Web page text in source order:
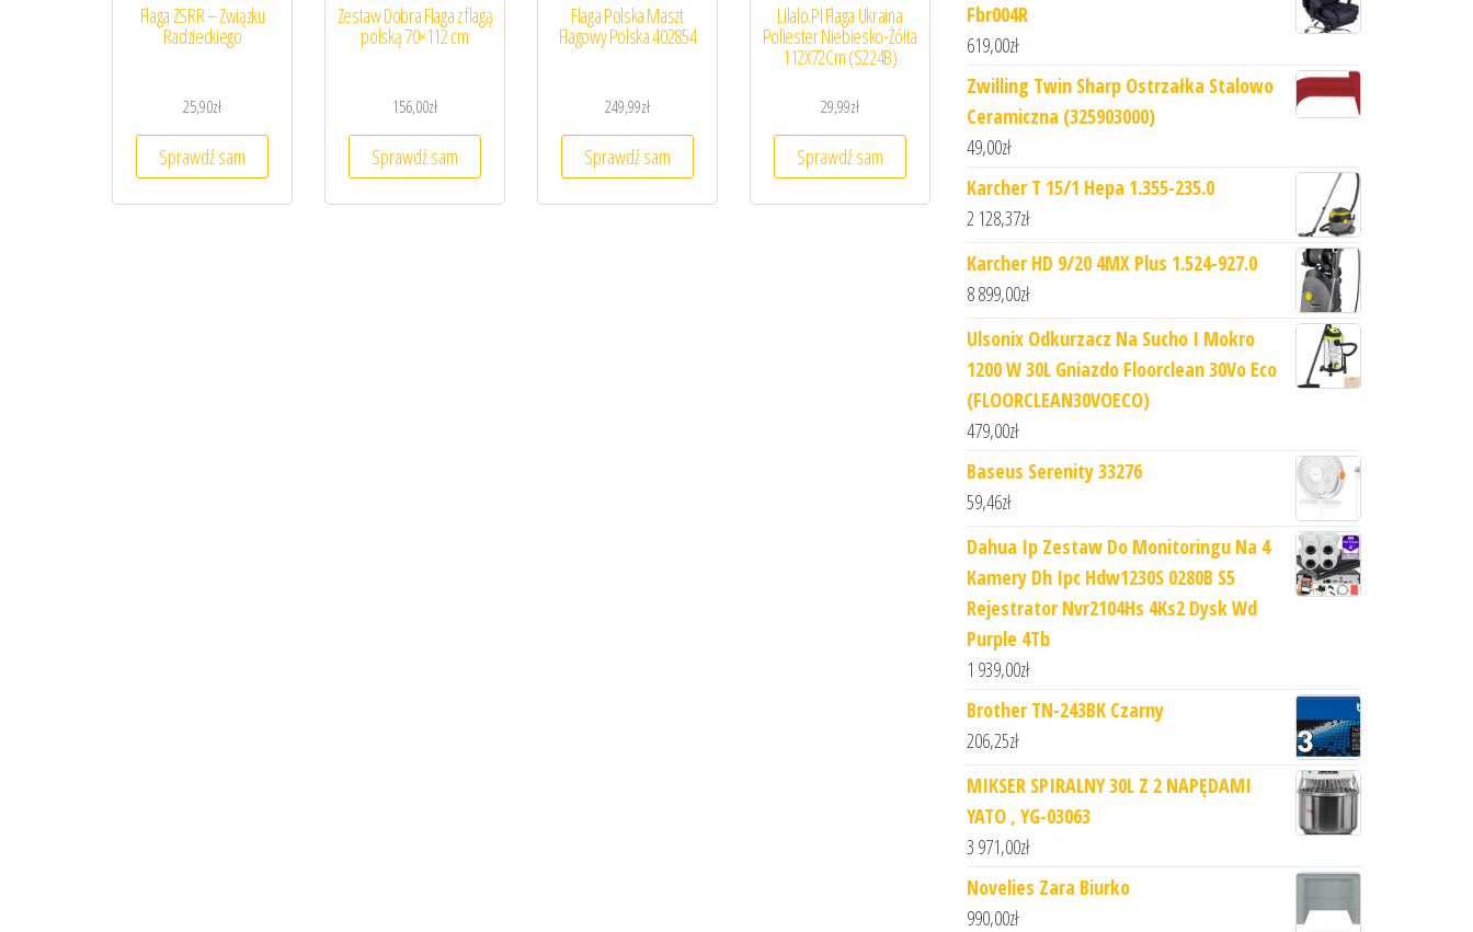
Flaga ZSRR – Związku
Radzieckiego
25,90zł
Sprawdź sam
Zestaw Dobra Flaga z flagą
polską 70×112 cm
156,00zł
Sprawdź sam
Flaga Polska Maszt
Flagowy Polska 402854
249,99zł
Sprawdź sam
Lilalo.Pl Flaga Ukraina
Poliester Niebiesko-Żółta
112X72Cm (S224B)
29,99zł
Sprawdź sam
Fbr004R
619,00zł
Zwilling Twin Sharp Ostrzałka Stalowo
Ceramiczna (325903000)
49,00zł
Karcher T 15/1 Hepa 1.355-235.0
2 128,37zł
Karcher HD 9/20 4MX Plus 1.524-927.0
8 899,00zł
Ulsonix Odkurzacz Na Sucho I Mokro
1200 W 30L Gniazdo Floorclean 30Vo Eco
(FLOORCLEAN30VOECO)
479,00zł
Baseus Serenity 33276
59,46zł
Dahua Ip Zestaw Do Monitoringu Na 4
Kamery Dh Ipc Hdw1230S 0280B S5
Rejestrator Nvr2104Hs 4Ks2 Dysk Wd
Purple 4Tb
1 939,00zł
Brother TN-243BK Czarny
206,25zł
MIKSER SPIRALNY 30L Z 2 NAPĘDAMI
YATO , YG-03063
3 971,00zł
Novelies Zara Biurko
990,00zł